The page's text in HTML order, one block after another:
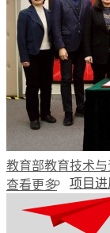
公开透明
年度报
项目
教育部教育技术
查看更多